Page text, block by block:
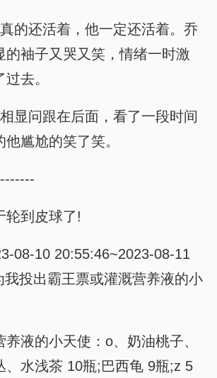
的还活着，他一定还活着。乔
的袖子又哭又笑，情绪一时激
去。
显问跟在后面，看了一段时间
尴尬的笑了笑。
轮到皮球了!
08-10 20:55:46~2023-08-11
我投出霸王票或灌溉营养液的小
养液的小天使：o、奶油桃子、
、水浅茶 10瓶;巴西龟 9瓶;z 5